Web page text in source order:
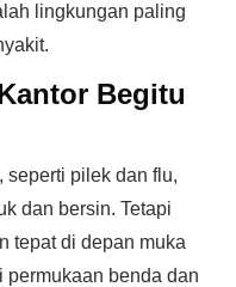
lingkungan paling
Begitu
seperti pilek dan flu,
dan bersin. Tetapi
tepat di depan muka
permukaan benda dan